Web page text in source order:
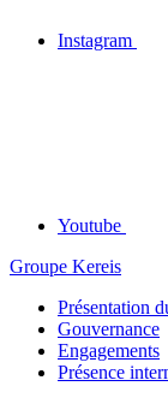
Instagram
Youtube
Groupe Kereis
Présentation
Gouvernance
Engagements
Présence